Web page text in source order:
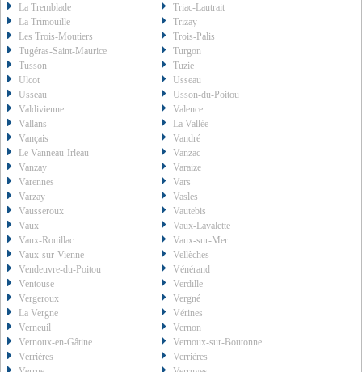
La Tremblade
Triac-Lautrait
La Trimouille
Trizay
Les Trois-Moutiers
Trois-Palis
Tugéras-Saint-Maurice
Turgon
Tusson
Tuzie
Ulcot
Usseau
Usseau
Usson-du-Poitou
Valdivienne
Valence
Vallans
La Vallée
Vançais
Vandré
Le Vanneau-Irleau
Vanzac
Vanzay
Varaize
Varennes
Vars
Varzay
Vasles
Vausseroux
Vautebis
Vaux
Vaux-Lavalette
Vaux-Rouillac
Vaux-sur-Mer
Vaux-sur-Vienne
Vellèches
Vendeuvre-du-Poitou
Vénérand
Ventouse
Verdille
Vergeroux
Vergné
La Vergne
Vérines
Verneuil
Vernon
Vernoux-en-Gâtine
Vernoux-sur-Boutonne
Verrières
Verrières